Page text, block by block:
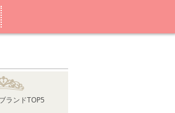
ランドTOP5